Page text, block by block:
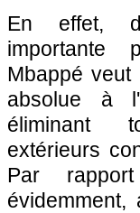
En effet,
importante
Mbappé
absolue à
éliminant
extérieurs
Par